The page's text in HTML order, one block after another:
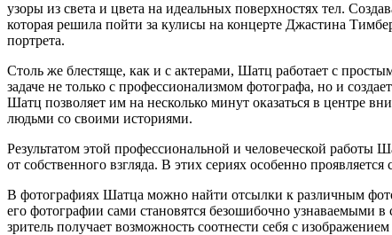
узоры из света и цвета на идеальных поверхностях тел.
которая решила пойти за кулисы на концерте Джастина
портрета.
Столь же блестяще, как и с актерами, Шатц работает с
задаче не только с профессионализмом фотографа, но и
Шатц позволяет им на несколько минут оказаться в центре
людьми со своими историями.
Результатом этой профессиональной и человеческой работы
от собственного взгляда. В этих сериях особенно
В фотографиях Шатца можно найти отсылки к различным
его фотографии сами становятся безошибочно узнаваемыми
зритель получает возможность соотнести себя с